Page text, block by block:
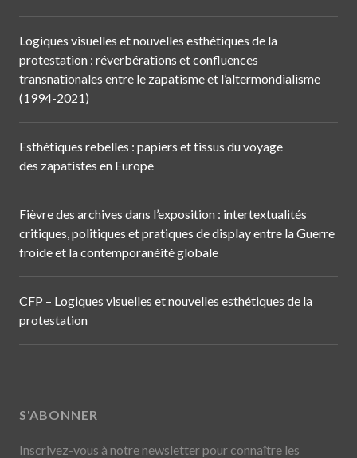
Logiques visuelles et nouvelles esthétiques de la
protestation : réverbérations et confluences
transnationales entre le zapatisme et l’altermondialisme
(1994-2021)
Esthétiques rebelles : papiers et tissus du voyage
des zapatistes en Europe
Fièvre des archives dans l’exposition : intertextualités
critiques, politiques et pratiques de display entre la Guerre
froide et la contemporanéité globale
CFP – Logiques visuelles et nouvelles esthétiques de la
protestation
S'ABONNER
Inscrivez-vous à notre newsletter pour connaître les